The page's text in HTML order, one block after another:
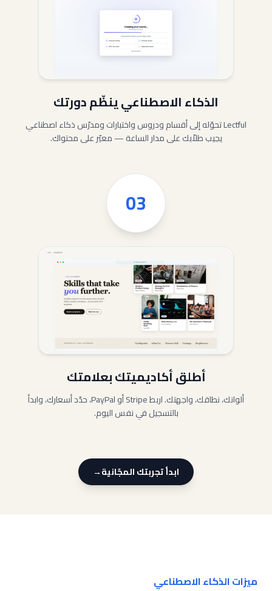
الذكاء الاصطناعي ينظّم دورتك
Lectful تحوّله إلى أقسام ودروس واختبارات ومدرّس ذكاء اصطناعي
يجيب طلاّبك على مدار الساعة — معيّر على محتواك.
03
أطلق أكاديميتك بعلامتك
ألوانك، نطاقك، واجهتك. اربط Stripe أو PayPal، حدّد أسعارك، وابدأ
بالتسجيل في نفس اليوم.
ابدأ تجربتك المجّانية→
ميزات الذكاء الاصطناعي